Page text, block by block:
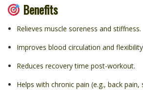
Benefits
Relieves muscle soreness and stiffness.
Improves blood circulation and
Reduces recovery time post-workout.
Helps with chronic pain (e.g., back pain,